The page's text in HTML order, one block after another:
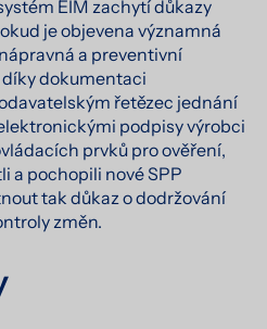
EIM zachytí důkazy
je objevena významná
a preventivní
dokumentaci
řetězec jednání
podpisy výrobci
prvků pro ověření,
a pochopili nové SPP
tak důkaz o dodržování
změn.